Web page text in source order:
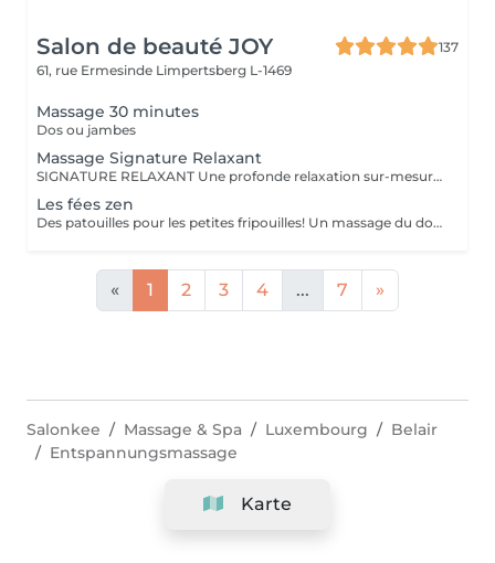
Salon de beauté JOY
137
61, rue Ermesinde Limpertsberg L-1469
Massage 30 minutes
Dos ou jambes
Massage Signature Relaxant
SIGNATURE RELAXANT Une profonde relaxation sur-mesure avec ce massage signature réalisé avec les iconiques essences d'estime, huiles végétales 100% biologiques. Pour être profondément détendu.e. Inspiré du modelage californien, le massage signature relaxant associe les mouvements lents, fluides, enveloppants, harmonieux, qui enveloppent le corps dans sa globalité.
Les fées zen
Des patouilles pour les petites fripouilles! Un massage du dos , des bras, des mains . Une sensation de calme et d'apaisement , un temps pour soi pour déconnecter des tablettes et reconnecter avec son corps et son esprit.
« 1 2 3 4 ... 7 »
Karte
Salonkee Massage & Spa Luxembourg
Belair
Entspannungsmassage